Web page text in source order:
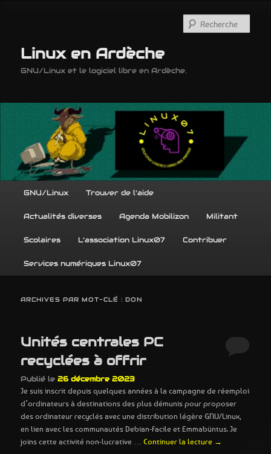
secondaireLinux en Ardèche
GNU/Linux et le logiciel libre en Ardèche.
GNU/Linux Trouver de l’aide
Actualités diverses Agenda Mobilizon Militant
Scolaires L’association Linux07 Contribuer
Services numériques Linux07
ARCHIVES PAR MOT-CLÉ :DON
Unités centrales PC
recyclées à offrir
Publié le26 décembre 2023
Je suis inscrit depuis quelques années à la campagne de réemploi
d’ordinateurs à destinations des plus démunis pour proposer
des ordinateur recyclés avec une distribution légère GNU/Linux,
en lien avec les communautés Debian-Facile et Emmabüntus. Je
joins cette activité non-lucrative …Continuer la lecture →